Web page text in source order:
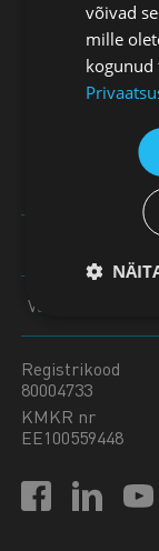
Eesti
10130
+372
Vaata panga infot
Registrikood
80004733
KMKR nr
EE100559448
võivad
mille
kogunud